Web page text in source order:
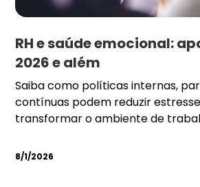
RH e saúde emocional:
2026 e além
Saiba como políticas internas,
contínuas podem reduzir
transformar o ambiente de
8/1/2026